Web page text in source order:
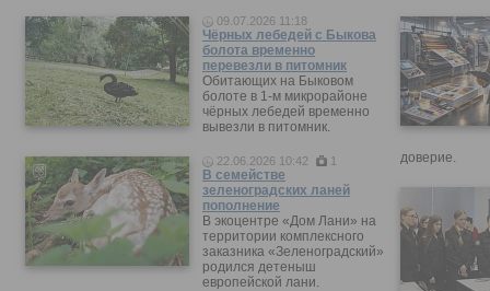
09.07.2026 11:18
Чёрных лебедей с Быкова
болота временно
перевезли в питомник
Обитающих на Быковом
болоте в 1-м микрорайоне
чёрных лебедей временно
вывезли в питомник.
22.06.2026 10:42 1
В семействе
зеленоградских ланей
пополнение
В экоцентре «Дом Лани» на
территории комплексного
заказника «Зеленоградский»
родился детеныш
европейской лани.
доверие.